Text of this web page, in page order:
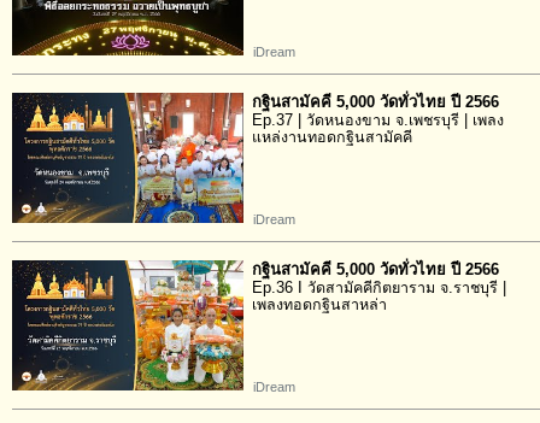
iDream
กฐินสามัคคี 5,000 วัดทั่วไทย ปี 2566
Ep.37 | วัดหนองขาม จ.เพชรบุรี | เพลง
แหล่งานทอดกฐินสามัคคี
iDream
กฐินสามัคคี 5,000 วัดทั่วไทย ปี 2566
Ep.36 I วัดสามัคคีกิตยาราม จ.ราชบุรี |
เพลงทอดกฐินสาหล่า
iDream